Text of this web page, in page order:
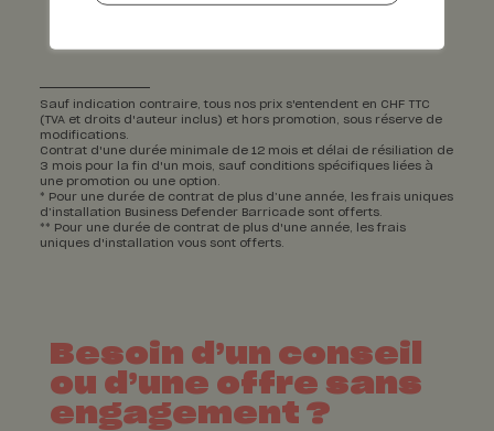
Sauf indication contraire, tous nos prix s'entendent en CHF TTC
(TVA et droits d'auteur inclus) et hors promotion, sous réserve de
modifications.
Contrat d'une durée minimale de 12 mois et délai de résiliation de
3 mois pour la fin d'un mois, sauf conditions spécifiques liées à
une promotion ou une option.
* Pour une durée de contrat de plus d’une année, les frais uniques
d’installation Business Defender Barricade sont offerts.
** Pour une durée de contrat de plus d'une année, les frais
uniques d'installation vous sont offerts.
Besoin d’un conseil
ou d’une offre sans
engagement ?